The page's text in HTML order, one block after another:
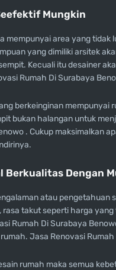
Mungkin
mempunyai area yang tidak
yang dimiliki arsitek
Kecuali itu desainer
Rumah Di Surabaya
berkeinginan
bukan halangan untuk
. Cukup maksimalkan
Berkualitas Dengan
atau
rasa takut seperti harga
Rumah Di Surabaya
Jasa Renovasi
rumah maka semua